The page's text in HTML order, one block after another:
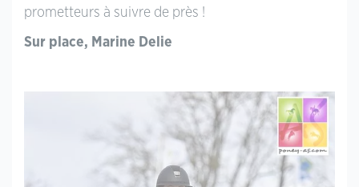
prometteurs à suivre de près !
Sur place, Marine Delie